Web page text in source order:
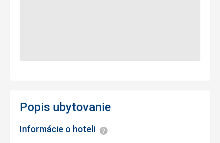
Popis ubytovanie
Informácie o hoteli Informácie